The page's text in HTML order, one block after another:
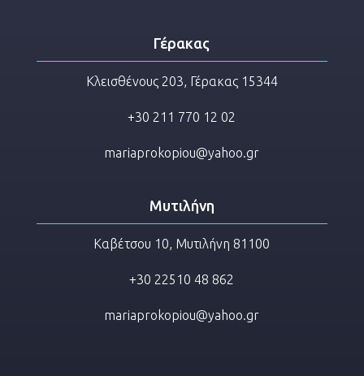
Γέρακας
Κλεισθένους 203, Γέρακας 15344
+30 211 770 12 02
mariaprokopiou@yahoo.gr
Μυτιλήνη
Καβέτσου 10, Μυτιλήνη 81100
+30 22510 48 862
mariaprokopiou@yahoo.gr